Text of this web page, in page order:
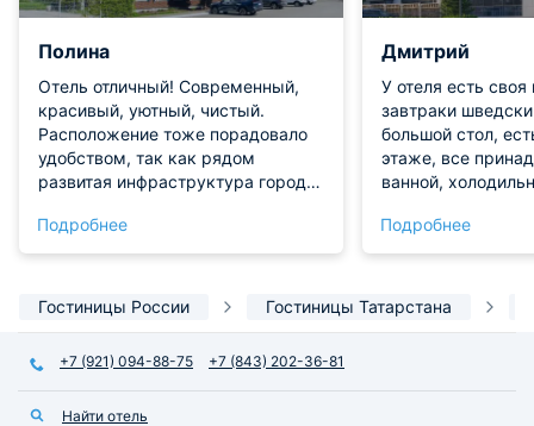
Полина
Отель отличный! Современный,
красивый, уютный, чистый.
Расположение тоже порадовало
удобством, так как рядом
развитая инфраструктура города.
рекомендую. Отдельное спасибо
сотрудникам за гостеприимство.
Подробнее
Дмитрий
У отеля есть своя
завтраки
большой стол,
этаже, все
ванной,
Подробнее
Гостиницы России Гостиницы Татарстана
+7 (921) 094-88-75 +7 (843) 202-36-81
Найти отель